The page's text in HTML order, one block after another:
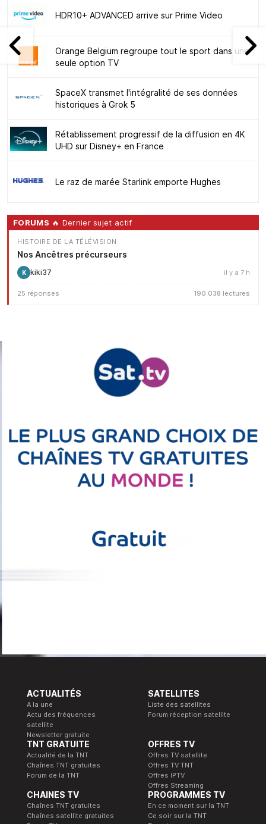
HDR10+ ADVANCED arrive sur Prime Video
Orange Belgium regroupe tout le sport dans une
seule option TV
SpaceX transmet l'intégralité de ses données
historiques à Grok 5
Rétablissement progressif de la diffusion en 4K
UHD sur Disney+ en France
Le raz de marée Starlink emporte Hughes
FORUMS 🔥 Dernier sujet actif
HISTOIRE DE LA TÉLÉVISION
Nos Ancêtres précurseurs
K kiki37 il y a 7 h
25 réponses 190 038 lectures
ACTUALITÉS
A la une
Actu des fréquences
satellite
Newsletter gratuite
SATELLITES
Liste des satellites
Forum réception satellite
TNT GRATUITE
Actualité de la TNT
Chaînes TNT gratuites
Forum de la TNT
OFFRES TV
Offres TV satellite
Offres TV TNT
Offres IPTV
Offres Streaming
CHAINES TV
Chaînes TNT gratuites
Chaînes satellite gratuites
PROGRAMMES TV
En ce moment sur la TNT
Ce soir sur la TNT